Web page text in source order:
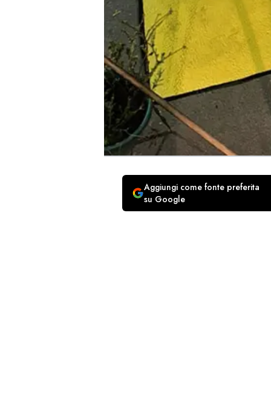
Aggiungi come fonte preferita
su Google